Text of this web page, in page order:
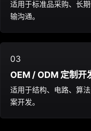
适用于标准品采购、长
输沟通。
03
OEM / ODM 定制开
适用于结构、电路、算
案开发。